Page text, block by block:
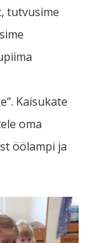
tutvusime
Kaisukate
oma
öölampi ja